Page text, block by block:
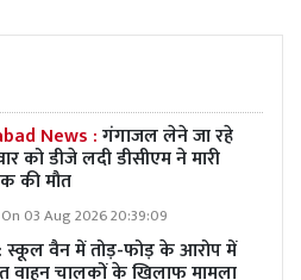
News :गंगाजल लेने जा रहे
को डीजे लदी डीसीएम ने मारी
की मौत
03 Aug 2026 20:39:09
वैन में तोड़-फोड़ के आरोप में
वाहन चालकों के खिलाफ मामला